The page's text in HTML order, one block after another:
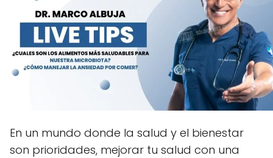
En un mundo donde la salud y el bienestar
son prioridades, mejorar tu salud con una